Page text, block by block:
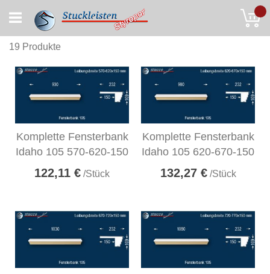
to
Content
19 Produkte
Komplette Fensterbank
Idaho 105 570-620-150
122,11 € /Stück
Komplette Fensterbank
Idaho 105 620-670-150
132,27 €/Stück